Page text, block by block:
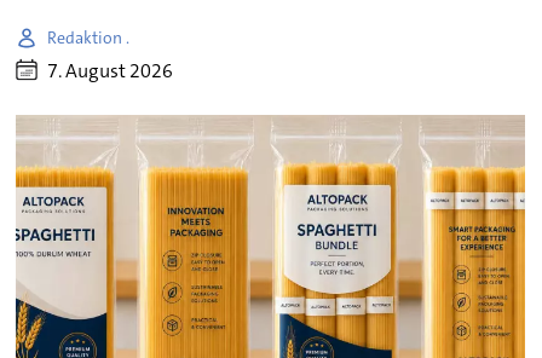
Redaktion .
7. August 2026